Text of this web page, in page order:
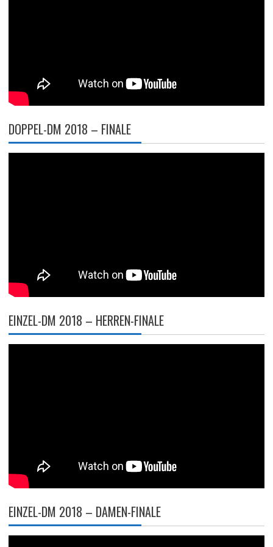
DOPPEL-DM 2018 – FINALE
EINZEL-DM 2018 – HERREN-FINALE
EINZEL-DM 2018 – DAMEN-FINALE